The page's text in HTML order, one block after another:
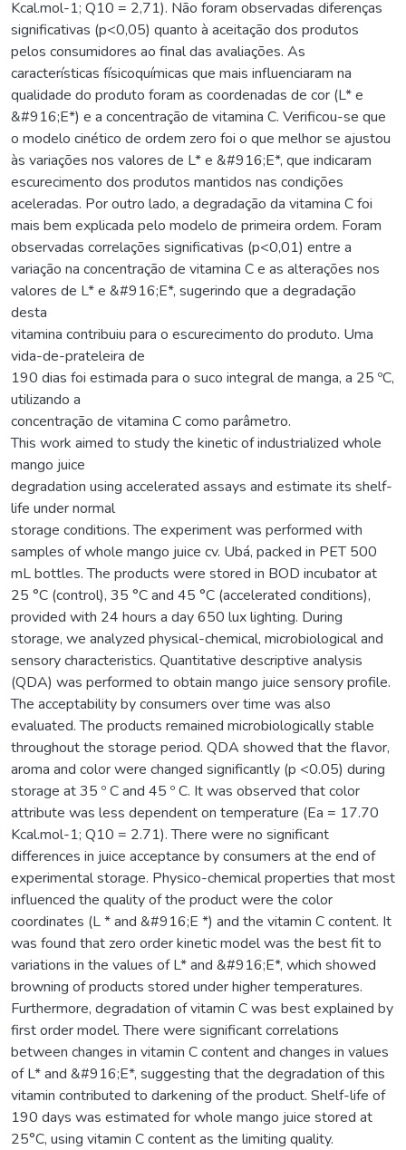
Kcal.mol-1; Q10 = 2,71). Não foram observadas diferenças
significativas (p<0,05) quanto à aceitação dos produtos
pelos consumidores ao final das avaliações. As
características físicoquímicas que mais influenciaram na
qualidade do produto foram as coordenadas de cor (L* e
&#916;E*) e a concentração de vitamina C. Verificou-se que
o modelo cinético de ordem zero foi o que melhor se ajustou
às variações nos valores de L* e &#916;E*, que indicaram
escurecimento dos produtos mantidos nas condições
aceleradas. Por outro lado, a degradação da vitamina C foi
mais bem explicada pelo modelo de primeira ordem. Foram
observadas correlações significativas (p<0,01) entre a
variação na concentração de vitamina C e as alterações nos
valores de L* e &#916;E*, sugerindo que a degradação
desta
vitamina contribuiu para o escurecimento do produto. Uma
vida-de-prateleira de
190 dias foi estimada para o suco integral de manga, a 25 ºC,
utilizando a
concentração de vitamina C como parâmetro.
This work aimed to study the kinetic of industrialized whole
mango juice
degradation using accelerated assays and estimate its shelf-
life under normal
storage conditions. The experiment was performed with
samples of whole mango juice cv. Ubá, packed in PET 500
mL bottles. The products were stored in BOD incubator at
25 °C (control), 35 °C and 45 °C (accelerated conditions),
provided with 24 hours a day 650 lux lighting. During
storage, we analyzed physical-chemical, microbiological and
sensory characteristics. Quantitative descriptive analysis
(QDA) was performed to obtain mango juice sensory profile.
The acceptability by consumers over time was also
evaluated. The products remained microbiologically stable
throughout the storage period. QDA showed that the flavor,
aroma and color were changed significantly (p <0.05) during
storage at 35 º C and 45 º C. It was observed that color
attribute was less dependent on temperature (Ea = 17.70
Kcal.mol-1; Q10 = 2.71). There were no significant
differences in juice acceptance by consumers at the end of
experimental storage. Physico-chemical properties that most
influenced the quality of the product were the color
coordinates (L * and &#916;E *) and the vitamin C content. It
was found that zero order kinetic model was the best fit to
variations in the values of L* and &#916;E*, which showed
browning of products stored under higher temperatures.
Furthermore, degradation of vitamin C was best explained by
first order model. There were significant correlations
between changes in vitamin C content and changes in values
of L* and &#916;E*, suggesting that the degradation of this
vitamin contributed to darkening of the product. Shelf-life of
190 days was estimated for whole mango juice stored at
25°C, using vitamin C content as the limiting quality.